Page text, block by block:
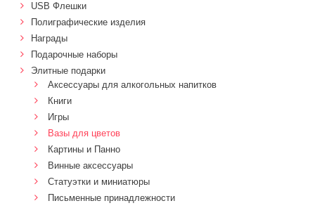
USB Флешки
Полиграфические изделия
Награды
Подарочные наборы
Элитные подарки
Аксессуары для алкогольных напитков
Книги
Игры
Вазы для цветов
Картины и Панно
Винные аксессуары
Статуэтки и миниатюры
Письменные принадлежности